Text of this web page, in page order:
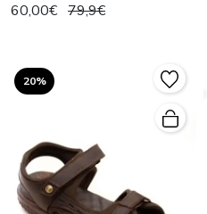
60,00€ 79,9€
20%